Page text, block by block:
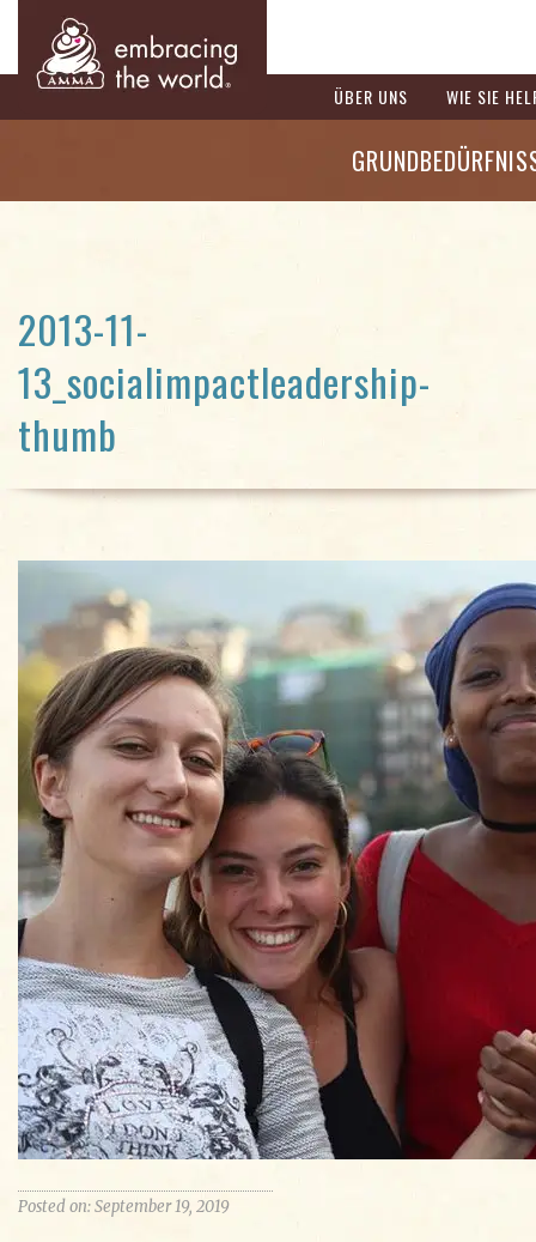
ÜBER UNS WIE SIE
2013-11-
13_socialimpactleadership-
thumb
Posted on: September 19, 2019